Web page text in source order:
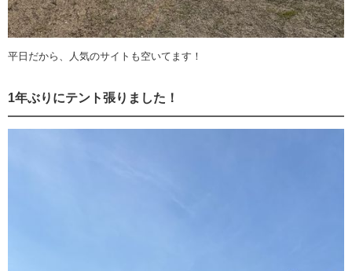
平日だから、人気のサイトも空いてます！
1年ぶりにテント張りました！